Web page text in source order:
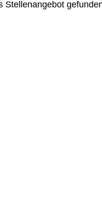
Stellenangebot